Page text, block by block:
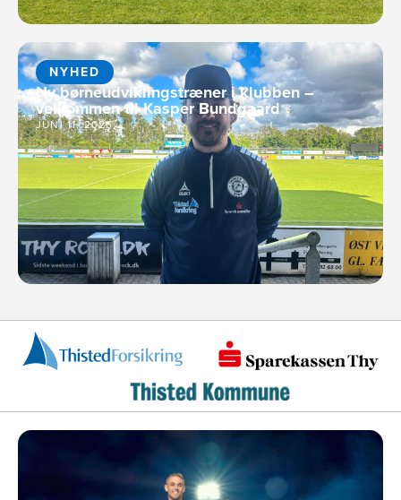
NYHED
Ny børneudviklingstræner i klubben –
velkommen til Kasper Bundgaard
JUNI 11, 2026